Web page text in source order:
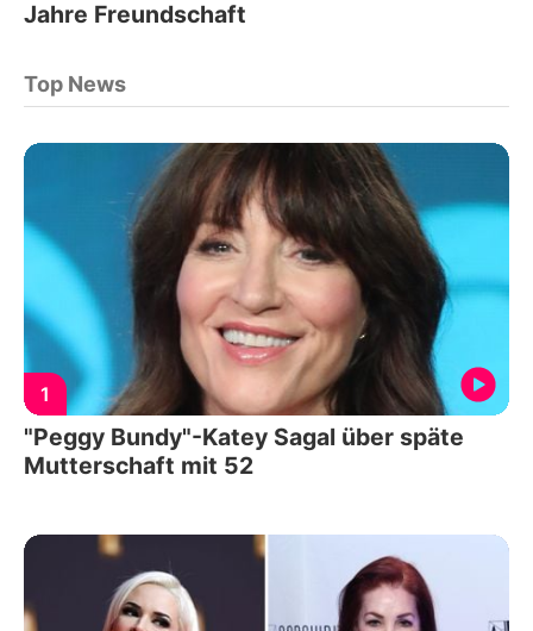
Jahre Freundschaft
Top News
1
"Peggy Bundy"-Katey Sagal über späte
Mutterschaft mit 52